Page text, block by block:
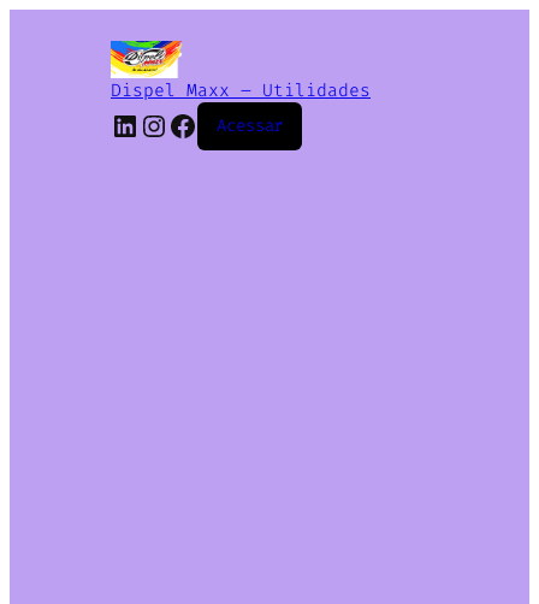
Dispel Maxx – Utilidades
Acessar